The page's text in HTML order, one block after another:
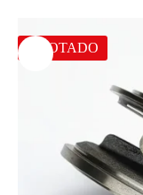
AGOTADO